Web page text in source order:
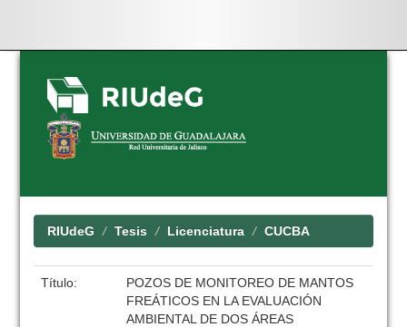
Skip
navigation
RIUdeG Tesis Licenciatura CUCBA
Título:
POZOS DE MONITOREO DE MANTOS
FREÁTICOS EN LA EVALUACIÓN
AMBIENTAL DE DOS ÁREAS